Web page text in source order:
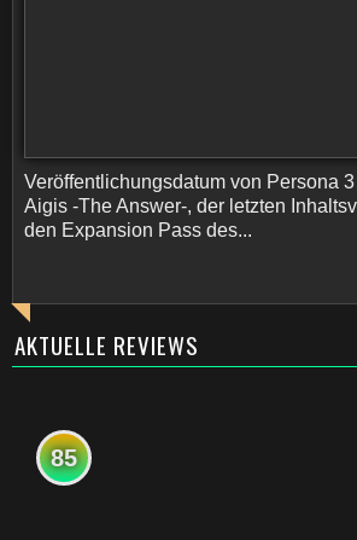
Veröffentlichungsdatum von Persona
Aigis -The Answer-, der letzten
den Expansion Pass des...
AKTUELLE REVIEWS
85